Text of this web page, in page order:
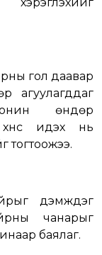
гол даавар
агуулагддаг
өндөр
хүнс идэх нь
тогтоожээ.
дэмждэг
чанарыг
баялаг.